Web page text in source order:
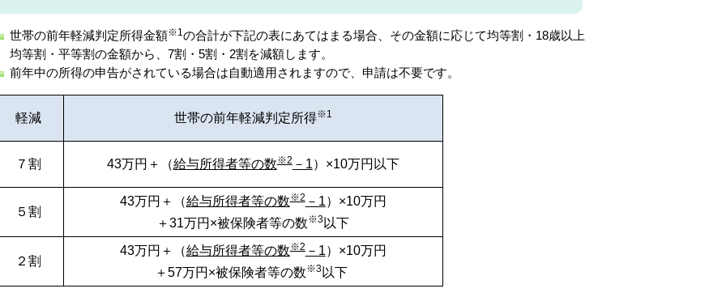
世帯の前年軽減判定所得金額※1 の合計が下記の表にあてはまる場合、その金額に応じて均等割・18歳以上
均等割・平等割の金額から、7割・5割・2割を減額します。
前年中の所得の申告がされている場合は自動適用されますので、申請は不要です。
軽減 世帯の前年軽減判定所得※1
７割 43万円＋（給与所得者等の数※2－1）×10万円以下
５割
43万円＋（給与所得者等の数※2－1）×10万円
＋31万円×被保険者等の数※3 以下
２割
43万円＋（給与所得者等の数※2－1）×10万円
＋57万円×被保険者等の数※3 以下